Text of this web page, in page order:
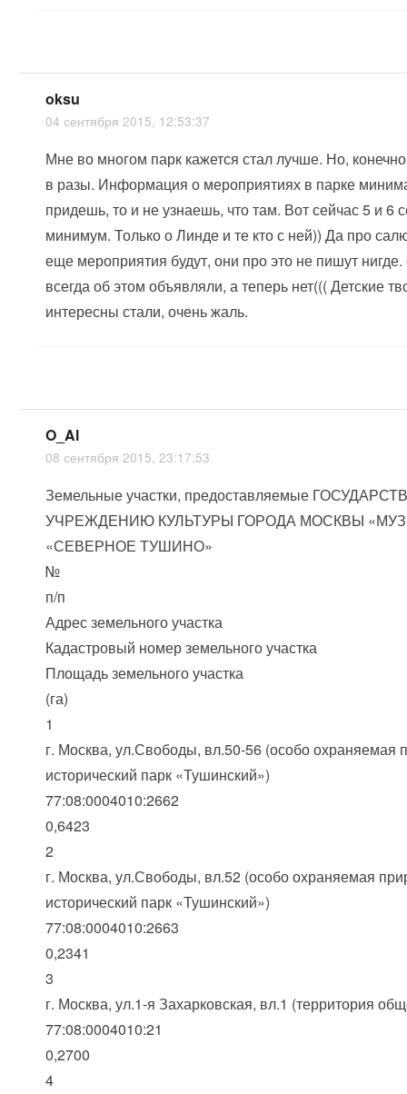
oksu
04 сентября 2015, 12:53:37
Мне во многом парк кажется стал лучше. Но,
в разы. Информация о мероприятиях в парке
придешь, то и не узнаешь, что там. Вот сейчас 5 и
минимум. Только о Линде и те кто с ней)) Да про
еще мероприятия будут, они про это не пишут
всегда об этом объявляли, а теперь нет((( Детские
интересны стали, очень жаль.
O_Al
08 сентября 2015, 23:17:53
Земельные участки, предоставляемые
УЧРЕЖДЕНИЮ КУЛЬТУРЫ ГОРОДА МОСКВЫ
«СЕВЕРНОЕ ТУШИНО»
№
п/п
Адрес земельного участка
Кадастровый номер земельного участка
Площадь земельного участка
(га)
1
г. Москва, ул.Свободы, вл.50-56 (особо охраняемая
исторический парк «Тушинский»)
77:08:0004010:2662
0,6423
2
г. Москва, ул.Свободы, вл.52 (особо охраняемая
исторический парк «Тушинский»)
77:08:0004010:2663
0,2341
3
г. Москва, ул.1-я Захарковская, вл.1 (территория
77:08:0004010:21
0,2700
4